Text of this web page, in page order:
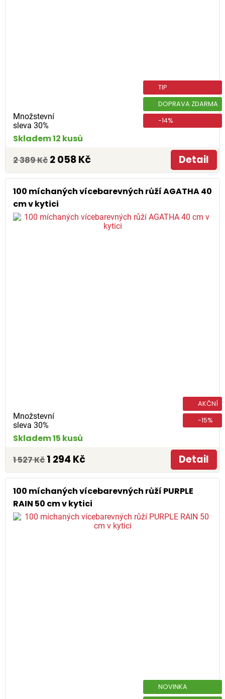
Množstevní
sleva 30%
TIP
DOPRAVA ZDARMA
-14%
Skladem 12 kusů
2 389 Kč 2 058 Kč Detail
100 míchaných vícebarevných růží AGATHA 40
cm v kytici
Množstevní
sleva 30%
AKČNÍ
-15%
Skladem 15 kusů
1 527 Kč 1 294 Kč Detail
100 míchaných vícebarevných růží PURPLE
RAIN 50 cm v kytici
NOVINKA